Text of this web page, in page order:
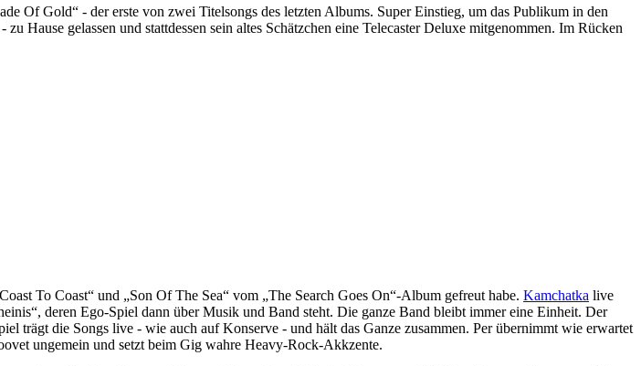
Of Gold“ - der erste von zwei Titelsongs des letzten Albums. Super Einstieg, um das Publikum in den
Hause gelassen und stattdessen sein altes Schätzchen eine Telecaster Deluxe mitgenommen. Im Rücken
To Coast“ und „Son Of The Sea“ vom „The Search Goes On“-Album gefreut habe. Kamchatka live
deren Ego-Spiel dann über Musik und Band steht. Die ganze Band bleibt immer eine Einheit. Der
trägt die Songs live - wie auch auf Konserve - und hält das Ganze zusammen. Per übernimmt wie erwartet
ungemein und setzt beim Gig wahre Heavy-Rock-Akkzente.